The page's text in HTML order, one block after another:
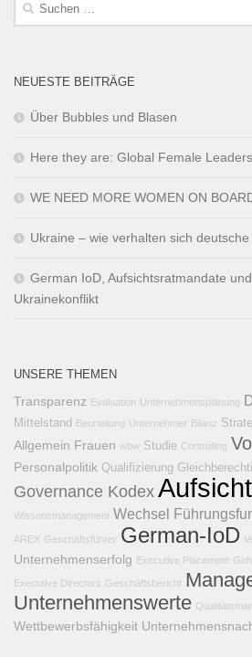
NEUESTE BEITRÄGE
Über Bubbles und Blasen
Here they are: Global Female Leaders
WE NEED MORE WOMEN ON
Ukraine – wie verhalten sich
German IoD, Aufsichtsratmandate
Ukrainekonflikt
UNSERE THEMEN
Transparenz Evaluation Unternehmensplanung
Mittelstand Beurteilung Unternehmer Bilanz
Allgemein Frauen wbw Studie Controlling
Personalpolitik Qualifizierung
Governance Kodex
Wissensmanagement Wechsel
AREX Geschäftsführer German-IoD
Unternehmenserfolg Executive Placement
Executive Directors Geschäftsbericht
Unternehmenswerte
Wettbewerbsfähigkeit